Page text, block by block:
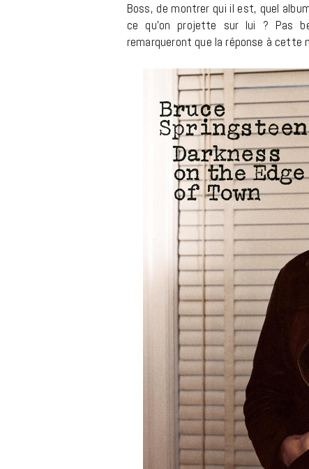
Boss, de montrer qui il est, quel
ce qu’on projette sur lui ? Pas
remarqueront que la réponse à